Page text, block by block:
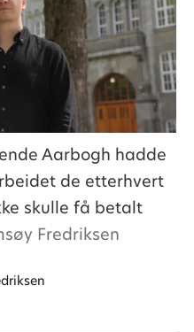
Aarbogh hadde
de etterhvert
skulle få betalt
Fredriksen